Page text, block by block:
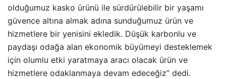
olduğumuz kasko ürünü ile sürdürülebilir bir yaşamı
güvence altına almak adına sunduğumuz ürün ve
hizmetlere bir yenisini ekledik. Düşük karbonlu ve
paydaşı odağa alan ekonomik büyümeyi desteklemek
için olumlu etki yaratmaya aracı olacak ürün ve
hizmetlere odaklanmaya devam edeceğiz’’ dedi.